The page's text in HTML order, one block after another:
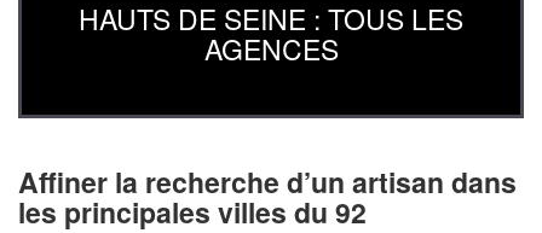
HAUTS DE SEINE : TOUS LES
AGENCES
Affiner la recherche d’un artisan dans
les principales villes du 92